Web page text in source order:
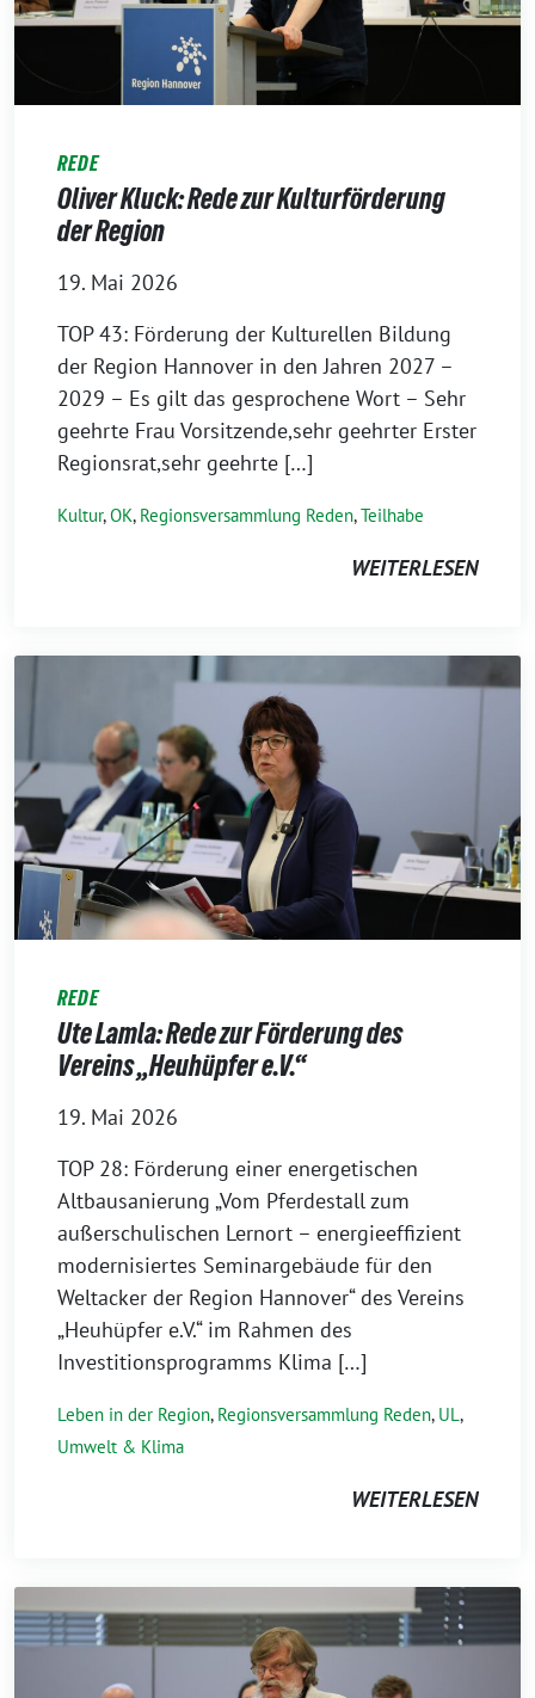
REDE
Oliver Kluck: Rede zur Kulturförderung
der Region
19. Mai 2026
TOP 43: Förderung der Kulturellen Bildung
der Region Hannover in den Jahren 2027 –
2029 – Es gilt das gesprochene Wort – Sehr
geehrte Frau Vorsitzende,sehr geehrter Erster
Regionsrat,sehr geehrte […]
Kultur,OK, Regionsversammlung Reden,Teilhabe
WEITERLESEN
REDE
Ute Lamla: Rede zur Förderung des
Vereins „Heuhüpfer e.V.“
19. Mai 2026
TOP 28: Förderung einer energetischen
Altbausanierung „Vom Pferdestall zum
außerschulischen Lernort – energieeffizient
modernisiertes Seminargebäude für den
Weltacker der Region Hannover“ des Vereins
„Heuhüpfer e.V.“ im Rahmen des
Investitionsprogramms Klima […]
Leben in der Region, Regionsversammlung Reden, UL,
Umwelt & Klima
WEITERLESEN